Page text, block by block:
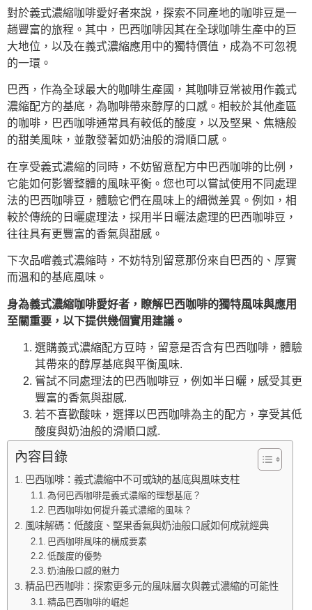
對於義式濃縮咖啡愛好者來說，探索不同產地的咖啡豆是一
趟豐富的旅程。其中，巴西咖啡因其在全球咖啡生產中的巨
大地位，以及在義式濃縮應用中的獨特價值，成為不可忽視
的一環。
巴西，作為全球最大的咖啡生產國，其咖啡豆常被用作義式
濃縮配方的基底，為咖啡帶來醇厚的口感。相較於其他產區
的咖啡，巴西咖啡通常具有較低的酸度，以及堅果、焦糖般
的甜美風味，並散發著如奶油般的滑順口感。
在享受義式濃縮的同時，不妨留意配方中巴西咖啡的比例，
它能如何影響整體的風味平衡。您也可以嘗試使用不同處理
法的巴西咖啡豆，體驗它們在風味上的細微差異。例如，相
較於傳統的日曬處理法，採用半日曬法處理的巴西咖啡豆，
往往具有更豐富的香氣與甜感。
下次品嚐義式濃縮時，不妨特別留意那份來自巴西的、厚實
而溫和的基底風味。
身為義式濃縮咖啡愛好者，瞭解巴西咖啡的獨特風味與應用
至關重要，以下提供幾個實用建議。
選購義式濃縮配方豆時，留意是否含有巴西咖啡，體驗
其帶來的醇厚基底與平衡風味.
嘗試不同處理法的巴西咖啡豆，例如半日曬，感受其更
豐富的香氣與甜感.
若不喜歡酸味，選擇以巴西咖啡為主的配方，享受其低
酸度與奶油般的滑順口感.
內容目錄
巴西咖啡：義式濃縮中不可或缺的基底與風味支柱
為何巴西咖啡是義式濃縮的理想基底？
巴西咖啡如何提升義式濃縮的風味？
風味解碼：低酸度、堅果香氣與奶油般口感如何成就經典
巴西咖啡風味的構成要素
低酸度的優勢
奶油般口感的魅力
精品巴西咖啡：探索更多元的風味層次與義式濃縮的可能性
精品巴西咖啡的崛起